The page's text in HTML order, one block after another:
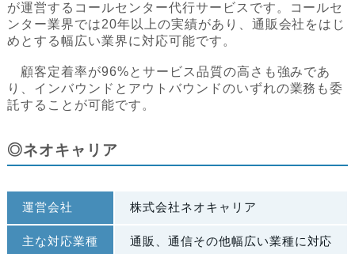
が運営するコールセンター代行サービスです。コールセ
ンター業界では20年以上の実績があり、通販会社をはじ
めとする幅広い業界に対応可能です。
顧客定着率が96%とサービス品質の高さも強みであ
り、インバウンドとアウトバウンドのいずれの業務も委
託することが可能です。
◎ネオキャリア
運営会社 株式会社ネオキャリア
主な対応業種 通販、通信その他幅広い業種に対応